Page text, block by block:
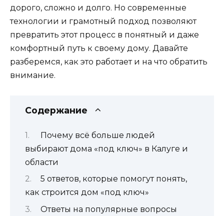
дорого, сложно и долго. Но современные
технологии и грамотный подход позволяют
превратить этот процесс в понятный и даже
комфортный путь к своему дому. Давайте
разберемся, как это работает и на что обратить
внимание.
Содержание
Почему всё больше людей
выбирают дома «под ключ» в Калуге и
области
5 ответов, которые помогут понять,
как строится дом «под ключ»
Ответы на популярные вопросы